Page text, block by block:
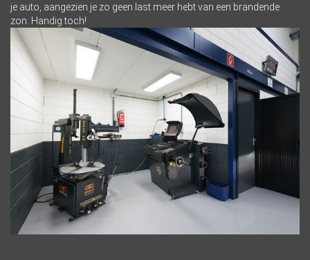
je auto, aangezien je zo geen last meer hebt van een brandende
zon. Handig toch!